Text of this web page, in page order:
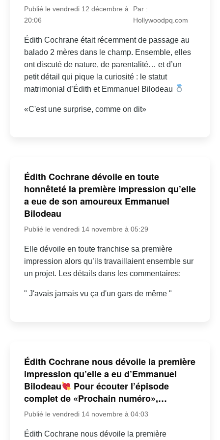
Publié le vendredi 12 décembre à
20:06
Par :
Hollywoodpq.com
Édith Cochrane était récemment de passage au
balado 2 mères dans le champ. Ensemble, elles
ont discuté de nature, de parentalité… et d’un
petit détail qui pique la curiosité : le statut
matrimonial d’Édith et Emmanuel Bilodeau
«C'est une surprise, comme on dit»
Édith Cochrane dévoile en toute
honnêteté la première impression qu’elle
a eue de son amoureux Emmanuel
Bilodeau
Publié le vendredi 14 novembre à 05:29
Elle dévoile en toute franchise sa première
impression alors qu’ils travaillaient ensemble sur
un projet. Les détails dans les commentaires:
" J'avais jamais vu ça d'un gars de même "
Édith Cochrane nous dévoile la première
impression qu’elle a eu d’Emmanuel
Bilodeau
Pour écouter l’épisode
complet de «Prochain numéro»,…
Publié le vendredi 14 novembre à 04:03
Édith Cochrane nous dévoile la première